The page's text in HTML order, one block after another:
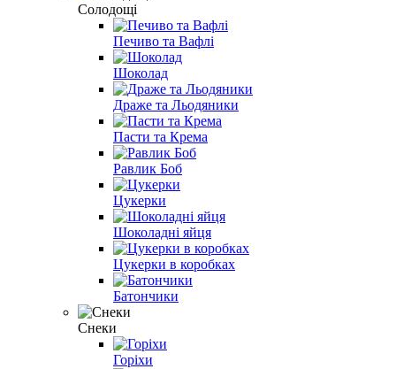
Солодощі
Печиво та Вафлі
Шоколад
Драже та Льодяники
Пасти та Крема
Равлик Боб
Цукерки
Шоколадні яйця
Цукерки в коробках
Батончики
Снеки
Горіхи